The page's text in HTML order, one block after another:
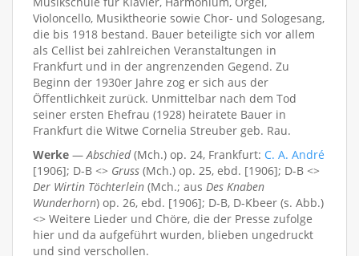
Violoncello, Musiktheorie sowie Chor- und Sologesang,
die bis 1918 bestand. Bauer beteiligte sich vor allem
als Cellist bei zahlreichen Veranstaltungen in
Frankfurt und in der angrenzenden Gegend. Zu
Beginn der 1930er Jahre zog er sich aus der
Öffentlichkeit zurück. Unmittelbar nach dem Tod
seiner ersten Ehefrau (1928) heiratete Bauer in
Frankfurt die Witwe Cornelia Streuber geb. Rau.
Werke — Abschied(Mch.) op. 24, Frankfurt: C. A. André
[1906]; D-B <> Gruss (Mch.) op. 25, ebd. [1906]; D-B <>
Der Wirtin Töchterlein (Mch.; aus Des Knaben
Wunderhorn) op. 26, ebd. [1906]; D-B, D-Kbeer (s. Abb.)
<> Weitere Lieder und Chöre, die der Presse zufolge
hier und da aufgeführt wurden, blieben ungedruckt
und sind verschollen.